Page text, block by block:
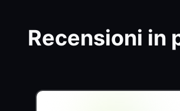
Recensioni in